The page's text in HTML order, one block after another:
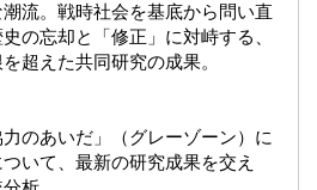
流。戦時社会を基底から問い直
の忘却と「修正」に対峙する、
超えた共同研究の成果。
のあいだ」（グレーゾーン）に
いて、最新の研究成果を交え